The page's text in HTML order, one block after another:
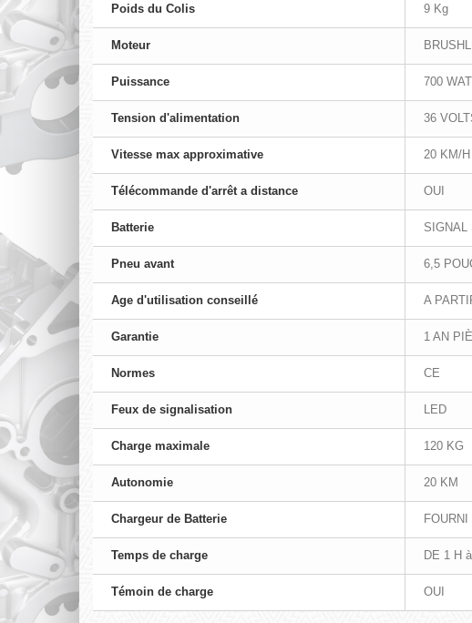
Poids du Colis 9 Kg
Moteur
Puissance 700
Tension d'alimentation 36
Vitesse max approximative 20 KM/H
Télécommande d'arrêt a distance OUI
Batterie SIGNAL
Pneu avant 6,5
Age d'utilisation conseillé A
Garantie 1 AN
Normes CE
Feux de signalisation LED
Charge maximale 120 KG
Autonomie 20 KM
Chargeur de Batterie FOURNI
Temps de charge DE 1 H
Témoin de charge OUI